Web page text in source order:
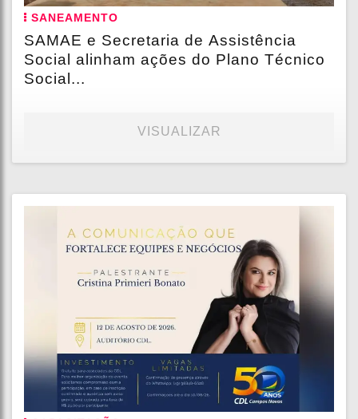
SANEAMENTO
SAMAE e Secretaria de Assistência
Social alinham ações do Plano Técnico
Social...
VISUALIZAR